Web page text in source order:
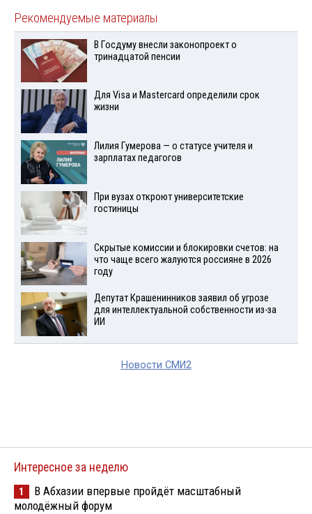
Рекомендуемые материалы
В Госдуму внесли законопроект о
тринадцатой пенсии
Для Visа и Mastercard определили срок
жизни
Лилия Гумерова — о статусе учителя и
зарплатах педагогов
При вузах откроют университетские
гостиницы
Скрытые комиссии и блокировки счетов: на
что чаще всего жалуются россияне в 2026
году
Депутат Крашенинников заявил об угрозе
для интеллектуальной собственности из-за
ИИ
Новости СМИ2
Интересное за неделю
1
В Абхазии впервые пройдёт масштабный
молодёжный форум